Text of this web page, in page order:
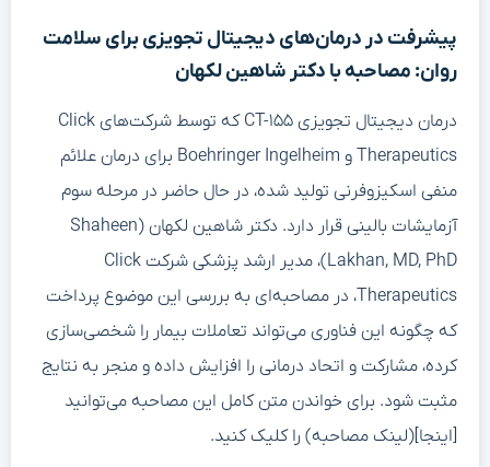
پیشرفت در درمان‌های دیجیتال تجویزی برای سلامت
روان: مصاحبه با دکتر شاهین لکهان
درمان دیجیتال تجویزی CT-۱۵۵ که توسط شرکت‌های Click
Therapeutics و Boehringer Ingelheim برای درمان علائم
منفی اسکیزوفرنی تولید شده، در حال حاضر در مرحله سوم
آزمایشات بالینی قرار دارد. دکتر شاهین لکهان (Shaheen
Lakhan, MD, PhD)، مدیر ارشد پزشکی شرکت Click
Therapeutics، در مصاحبه‌ای به بررسی این موضوع پرداخت
که چگونه این فناوری می‌تواند تعاملات بیمار را شخصی‌سازی
کرده، مشارکت و اتحاد درمانی را افزایش داده و منجر به نتایج
مثبت شود. برای خواندن متن کامل این مصاحبه می‌توانید
[اینجا](لینک مصاحبه) را کلیک کنید.